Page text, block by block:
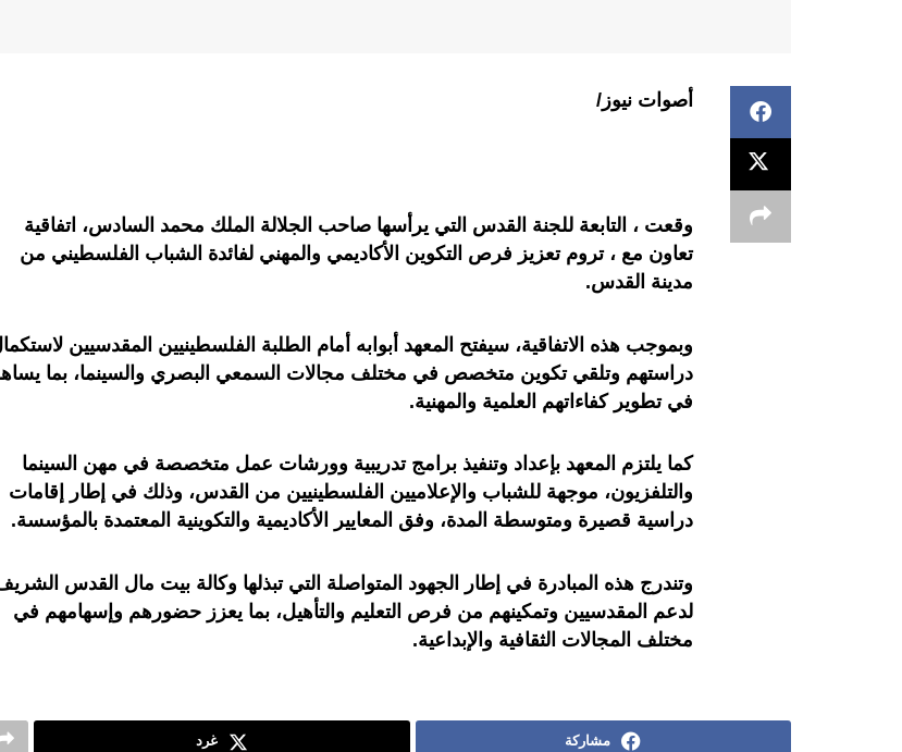
أصوات نيوز/
وقعت ، التابعة للجنة القدس التي يرأسها صاحب الجلالة الملك محمد السادس، اتفاقية
تعاون مع ، تروم تعزيز فرص التكوين الأكاديمي والمهني لفائدة الشباب الفلسطيني من
مدينة القدس.
وبموجب هذه الاتفاقية، سيفتح المعهد أبوابه أمام الطلبة الفلسطينيين المقدسيين
دراستهم وتلقي تكوين متخصص في مختلف مجالات السمعي البصري والسينما، بما
في تطوير كفاءاتهم العلمية والمهنية.
كما يلتزم المعهد بإعداد وتنفيذ برامج تدريبية وورشات عمل متخصصة في مهن السينما
والتلفزيون، موجهة للشباب والإعلاميين الفلسطينيين من القدس، وذلك في إطار إقامات
دراسية قصيرة ومتوسطة المدة، وفق المعايير الأكاديمية والتكوينية المعتمدة بالمؤسسة.
وتندرج هذه المبادرة في إطار الجهود المتواصلة التي تبذلها وكالة بيت مال القدس
لدعم المقدسيين وتمكينهم من فرص التعليم والتأهيل، بما يعزز حضورهم وإسهامهم في
مختلف المجالات الثقافية والإبداعية.
مشاركة غرد